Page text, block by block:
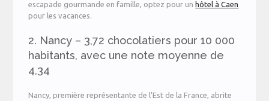
escapade gourmande en famille, optez pour unhôtel à Caen
pour les vacances.
2. Nancy – 3,72 chocolatiers pour 10 000
habitants, avec une note moyenne de
4,34
Nancy, première représentante de l’Est de la France, abrite